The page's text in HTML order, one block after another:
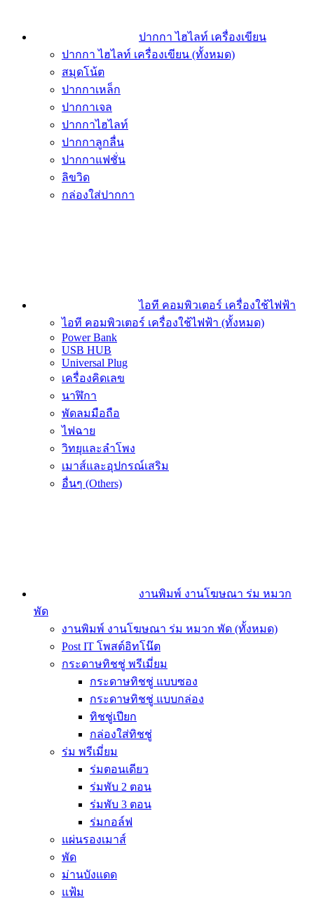
ปากกา ไฮไลท์ เครื่องเขียน
ปากกา ไฮไลท์ เครื่องเขียน (ทั้งหมด)
สมุดโน้ต
ปากกาเหล็ก
ปากกาเจล
ปากกาไฮไลท์
ปากกาลูกลื่น
ปากกาแฟชั่น
ลิขวิด
กล่องใส่ปากกา
ไอที คอมพิวเตอร์ เครื่องใช้ไฟฟ้า
ไอที คอมพิวเตอร์ เครื่องใช้ไฟฟ้า (ทั้งหมด)
Power Bank
USB HUB
Universal Plug
เครื่องคิดเลข
นาฬิกา
พัดลมมือถือ
ไฟฉาย
วิทยุและลำโพง
เมาส์และอุปกรณ์เสริม
อื่นๆ (Others)
งานพิมพ์ งานโฆษณา ร่ม หมวก
พัด
งานพิมพ์ งานโฆษณา ร่ม หมวก พัด (ทั้งหมด)
Post IT โพสต์อิทโน๊ต
กระดาษทิชชู่ พรีเมี่ยม
กระดาษทิชชู่ แบบซอง
กระดาษทิชชู่ แบบกล่อง
ทิชชู่เปียก
กล่องใส่ทิชชู่
ร่ม พรีเมี่ยม
ร่มตอนเดียว
ร่มพับ 2 ตอน
ร่มพับ 3 ตอน
ร่มกอล์ฟ
แผ่นรองเมาส์
พัด
ม่านบังแดด
แฟ้ม